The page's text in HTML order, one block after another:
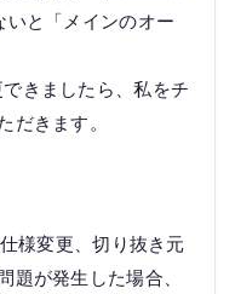
と「メインのオー
きましたら、私をチ
だきます。
様変更、切り抜き元
題が発生した場合、